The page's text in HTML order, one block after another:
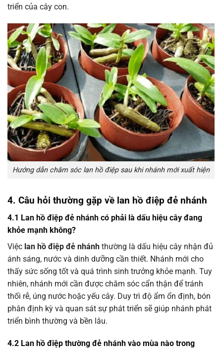
triển của cây con.
Hướng dẫn chăm sóc lan hồ điệp sau khi nhánh mới xuất hiện
4. Câu hỏi thường gặp về lan hồ điệp đẻ nhánh
4.1 Lan hồ điệp đẻ nhánh có phải là dấu hiệu cây đang
khỏe mạnh không?
Việc lan hồ điệp đẻ nhánh thường là dấu hiệu cây nhận đủ
ánh sáng, nước và dinh dưỡng cần thiết. Nhánh mới cho
thấy sức sống tốt và quá trình sinh trưởng khỏe mạnh. Tuy
nhiên, nhánh mới cần được chăm sóc cẩn thận để tránh
thối rễ, úng nước hoặc yếu cây. Duy trì độ ẩm ổn định, bón
phân định kỳ và quan sát sự phát triển sẽ giúp nhánh phát
triển bình thường và bền lâu.
4.2 Lan hồ điệp thường đẻ nhánh vào mùa nào trong